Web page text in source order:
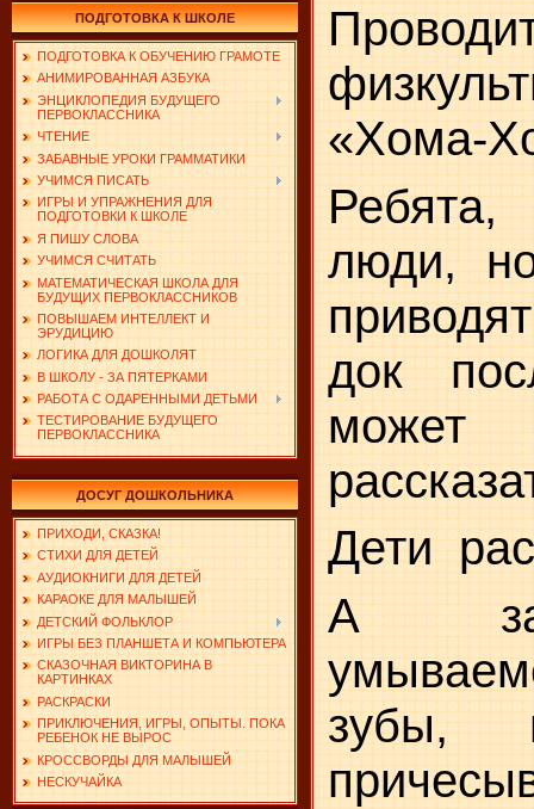
ПОДГОТОВКА К ШКОЛЕ
ПОДГОТОВКА К ОБУЧЕНИЮ ГРАМОТЕ
АНИМИРОВАННАЯ АЗБУКА
ЭНЦИКЛОПЕДИЯ БУДУЩЕГО
ПЕРВОКЛАССНИКА
ЧТЕНИЕ
ЗАБАВНЫЕ УРОКИ ГРАММАТИКИ
УЧИМСЯ ПИСАТЬ
ИГРЫ И УПРАЖНЕНИЯ ДЛЯ
ПОДГОТОВКИ К ШКОЛЕ
Я ПИШУ СЛОВА
УЧИМСЯ СЧИТАТЬ
МАТЕМАТИЧЕСКАЯ ШКОЛА ДЛЯ
БУДУЩИХ ПЕРВОКЛАССНИКОВ
ПОВЫШАЕМ ИНТЕЛЛЕКТ И
ЭРУДИЦИЮ
ЛОГИКА ДЛЯ ДОШКОЛЯТ
В ШКОЛУ - ЗА ПЯТЕРКАМИ
РАБОТА С ОДАРЕННЫМИ ДЕТЬМИ
ТЕСТИРОВАНИЕ БУДУЩЕГО
ПЕРВОКЛАССНИКА
ДОСУГ ДОШКОЛЬНИКА
ПРИХОДИ, СКАЗКА!
СТИХИ ДЛЯ ДЕТЕЙ
АУДИОКНИГИ ДЛЯ ДЕТЕЙ
КАРАОКЕ ДЛЯ МАЛЫШЕЙ
ДЕТСКИЙ ФОЛЬКЛОР
ИГРЫ БЕЗ ПЛАНШЕТА И КОМПЬЮТЕРА
СКАЗОЧНАЯ ВИКТОРИНА В
КАРТИНКАХ
РАСКРАСКИ
ПРИКЛЮЧЕНИЯ, ИГРЫ, ОПЫТЫ. ПОКА
РЕБЕНОК НЕ ВЫРОС
КРОССВОРДЫ ДЛЯ МАЛЫШЕЙ
НЕСКУЧАЙКА
«Хома-
люди,
док
Дети
А
зубы,